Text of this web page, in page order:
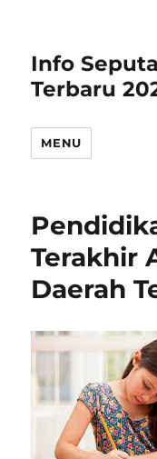
Info
Terbaru
MENU
Terakhir
Daerah